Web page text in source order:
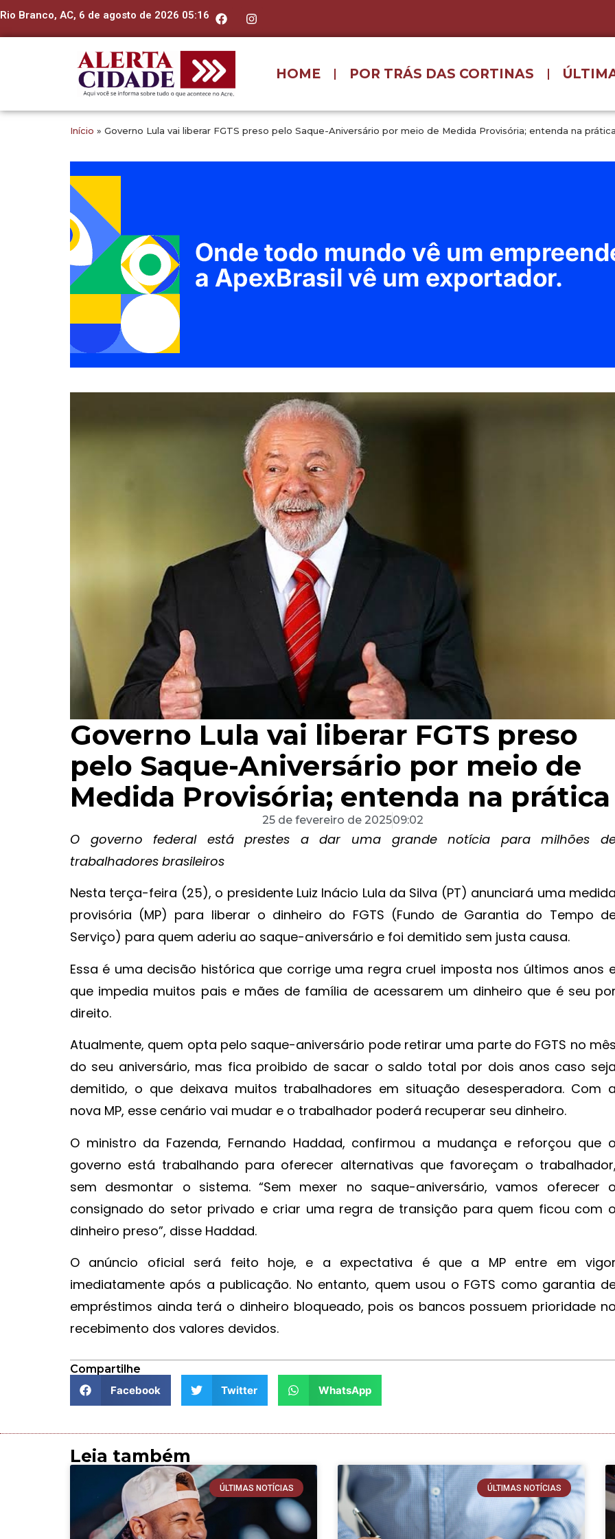
Rio Branco, AC, 6 de agosto de 2026 05:16
HOME POR TRÁS DAS CORTINAS
Início » Governo Lula vai liberar FGTS preso pelo Saque-Aniversário por meio de Medida Provisória; entenda na prática
Governo Lula vai liberar FGTS preso
pelo Saque-Aniversário por meio de
Medida Provisória; entenda na prática
25 de fevereiro de 202509:02
O governo federal está prestes a dar uma grande notícia para milhões
trabalhadores brasileiros
Nesta terça-feira (25), o presidente Luiz Inácio Lula da Silva (PT) anunciará uma medida
provisória (MP) para liberar o dinheiro do FGTS (Fundo de Garantia do Tempo
Serviço) para quem aderiu ao saque-aniversário e foi demitido sem justa causa.
Essa é uma decisão histórica que corrige uma regra cruel imposta nos últimos anos
que impedia muitos pais e mães de família de acessarem um dinheiro que é seu por
direito.
Atualmente, quem opta pelo saque-aniversário pode retirar uma parte do FGTS no mês
do seu aniversário, mas fica proibido de sacar o saldo total por dois anos caso seja
demitido, o que deixava muitos trabalhadores em situação desesperadora. Com a
nova MP, esse cenário vai mudar e o trabalhador poderá recuperar seu dinheiro.
O ministro da Fazenda, Fernando Haddad, confirmou a mudança e reforçou que o
governo está trabalhando para oferecer alternativas que favoreçam o trabalhador,
sem desmontar o sistema. “Sem mexer no saque-aniversário, vamos oferecer o
consignado do setor privado e criar uma regra de transição para quem ficou com o
dinheiro preso”, disse Haddad.
O anúncio oficial será feito hoje, e a expectativa é que a MP entre em vigor
imediatamente após a publicação. No entanto, quem usou o FGTS como garantia
empréstimos ainda terá o dinheiro bloqueado, pois os bancos possuem prioridade no
recebimento dos valores devidos.
Compartilhe
Facebook
Twitter WhatsApp
Leia também
ÚLTIMAS NOTÍCIAS ÚLTIMAS NOTÍCIAS